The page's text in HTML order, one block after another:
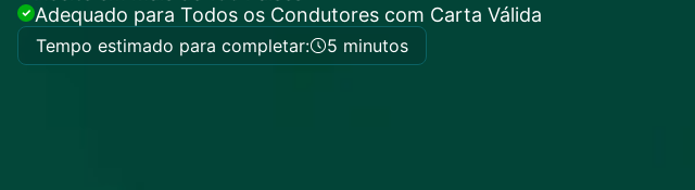
Adequado para Todos os Condutores com Carta Válida
Tempo estimado para completar: 5 minutos